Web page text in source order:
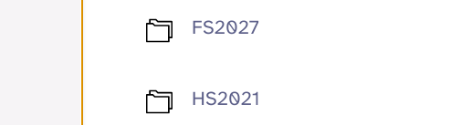
FS2027
HS2021